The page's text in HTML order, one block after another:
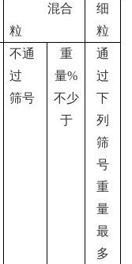
混合
粒
细
粒
不通
过
筛号
重
量%
不少
于
通
过
下
列
筛
号
重
量
最
多